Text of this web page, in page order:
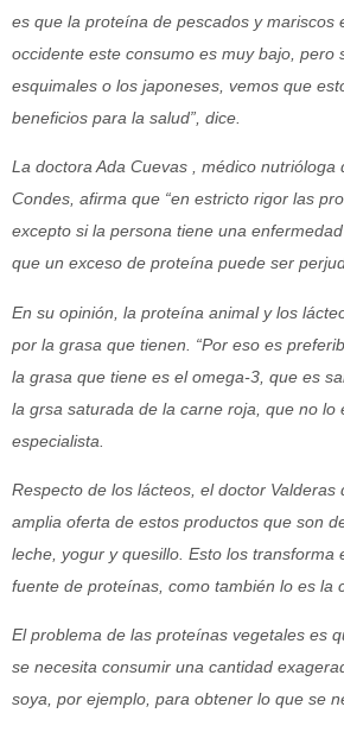
es que la proteína de pescados y mariscos
occidente este consumo es muy bajo, pero
esquimales o los japoneses, vemos que
beneficios para la salud”, dice.
La doctora Ada Cuevas , médico nutrióloga
Condes, afirma que “en estricto rigor las
excepto si la persona tiene una
que un exceso de proteína puede ser
En su opinión, la proteína animal y los
por la grasa que tienen. “Por eso es
la grasa que tiene es el omega-3, que es
la grsa saturada de la carne roja, que no lo
especialista.
Respecto de los lácteos, el doctor Valderas
amplia oferta de estos productos que son
leche, yogur y quesillo. Esto los transforma
fuente de proteínas, como también lo es la
El problema de las proteínas vegetales es
se necesita consumir una cantidad
soya, por ejemplo, para obtener lo que se